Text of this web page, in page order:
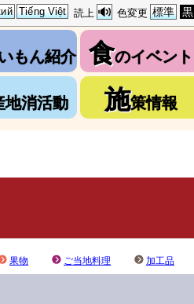
色変更 標準 黒
読上
Tiếng Việt
もん紹介 食のイベント
地消活動 施策情報
果物 ご当地料理 加工品